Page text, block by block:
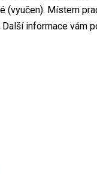
Místem
informace vám